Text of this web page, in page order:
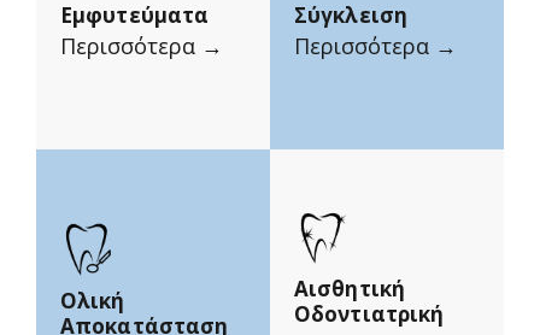
Εμφυτεύματα
Περισσότερα →
Σύγκλειση
Περισσότερα →
Ολική
Αποκατάσταση
Αισθητική
Οδοντιατρική